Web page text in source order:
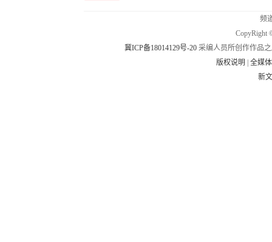
频
CopyRight
冀ICP备18014129号-20 采编人员所创作作品
版权说明
|全媒
新